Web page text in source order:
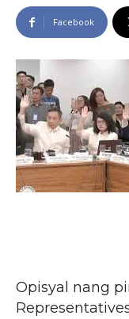
Facebook
Opisyal nang